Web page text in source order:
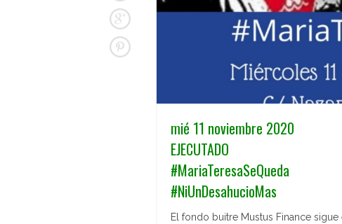
mié 11 noviembre 2020
EJECUTADO
#MariaTeresaSeQueda
#NiUnDesahucioMas
El fondo buitre Mustus Finance